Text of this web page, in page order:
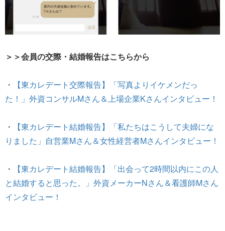
＞＞会員の交際・結婚報告はこちらから
・
【東カレデート交際報告】「写真よりイケメンだっ
た！」外資コンサルMさん＆上場企業Kさんインタビュー！
・
【東カレデート結婚報告】「私たちはこうして夫婦にな
りました」自営業Mさん＆女性経営者Mさんインタビュー！
・
【東カレデート結婚報告】「出会って2時間以内にこの人
と結婚すると思った。」外資メーカーNさん＆看護師Mさん
インタビュー！